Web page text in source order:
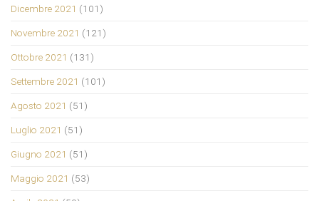
Dicembre 2021 (101)
Novembre 2021 (121)
Ottobre 2021 (131)
Settembre 2021 (101)
Agosto 2021 (51)
Luglio 2021 (51)
Giugno 2021 (51)
Maggio 2021 (53)